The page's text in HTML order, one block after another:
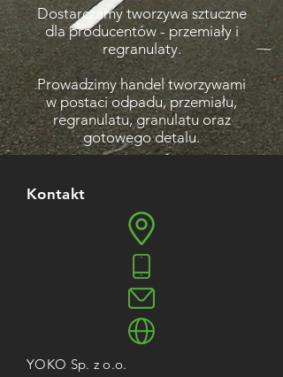
Dostarczamy tworzywa sztuczne
dla producentów - przemiały i
regranulaty.
Prowadzimy handel tworzywami
w postaci odpadu, przemiału,
regranulatu, granulatu oraz
gotowego detalu.
Kontakt
YOKO Sp. z o.o.